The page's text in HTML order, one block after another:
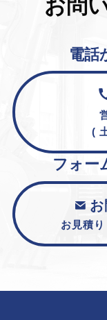
お問
電話
(
フォー
お見積